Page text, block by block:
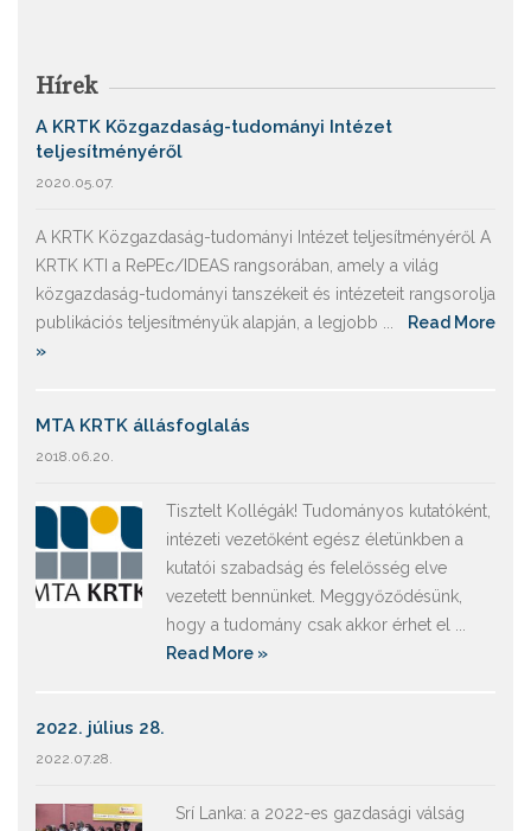
Hírek
A KRTK Közgazdaság-tudományi Intézet
teljesítményéről
2020.05.07.
A KRTK Közgazdaság-tudományi Intézet teljesítményéről A
KRTK KTI a RePEc/IDEAS rangsorában, amely a világ
közgazdaság-tudományi tanszékeit és intézeteit rangsorolja
publikációs teljesítményük alapján, a legjobb ...
Read More
»
MTA KRTK állásfoglalás
2018.06.20.
Tisztelt Kollégák! Tudományos kutatóként,
intézeti vezetőként egész életünkben a
kutatói szabadság és felelősség elve
vezetett bennünket. Meggyőződésünk,
hogy a tudomány csak akkor érhet el ...
Read More »
2022. július 28.
2022.07.28.
Srí Lanka: a 2022-es gazdasági válság